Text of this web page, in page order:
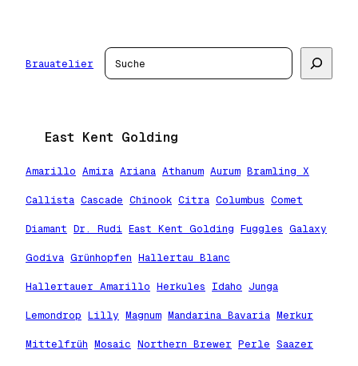
Brauatelier
Suchen
East Kent Golding
Amarillo Amira Ariana Athanum Aurum Bramling X
Callista Cascade Chinook Citra Columbus Comet
Diamant Dr. Rudi East Kent Golding Fuggles Galaxy
Godiva Grünhopfen Hallertau Blanc
Hallertauer Amarillo Herkules Idaho Junga
Lemondrop Lilly Magnum Mandarina Bavaria Merkur
Mittelfrüh Mosaic Northern Brewer Perle Saazer